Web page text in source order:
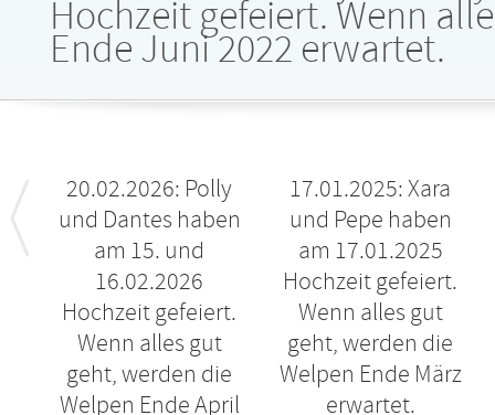
Hochzeit gefeiert. Wenn
Ende Juni 2022 erwartet.
20.02.2026: Polly
und Dantes haben
am 15. und
16.02.2026
Hochzeit gefeiert.
Wenn alles gut
geht, werden die
Welpen Ende April
17.01.2025: Xara
und Pepe haben
am 17.01.2025
Hochzeit gefeiert.
Wenn alles gut
geht, werden die
Welpen Ende März
erwartet.